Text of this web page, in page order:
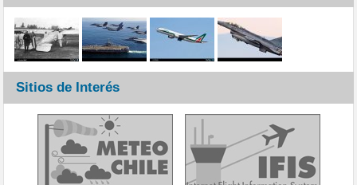
Sitios de Interés